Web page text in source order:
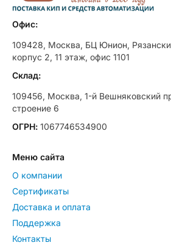
Офис:
109428, Москва, БЦ Юнион,
корпус 2, 11 этаж, офис 1101
Склад:
109456, Москва, 1-й Вешняковский
строение 6
ОГРН: 1067746534900
Меню сайта
О компании
Сертификаты
Доставка и оплата
Поддержка
Контакты